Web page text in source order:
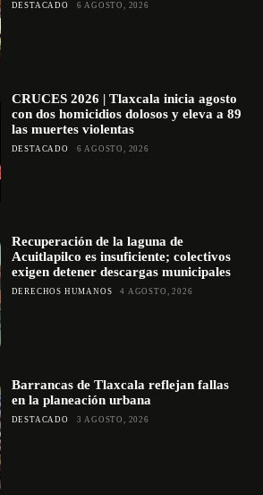
DESTACADO 6 AGOSTO, 2026
CRUCES 2026 | Tlaxcala inicia agosto
con dos homicidios dolosos y eleva a 89
las muertes violentas
DESTACADO 6 AGOSTO, 2026
Recuperación de la laguna de
Acuitlapilco es insuficiente; colectivos
exigen detener descargas municipales
DERECHOS HUMANOS 4 AGOSTO, 2026
Barrancas de Tlaxcala reflejan fallas
en la planeación urbana
DESTACADO 3 AGOSTO, 2026